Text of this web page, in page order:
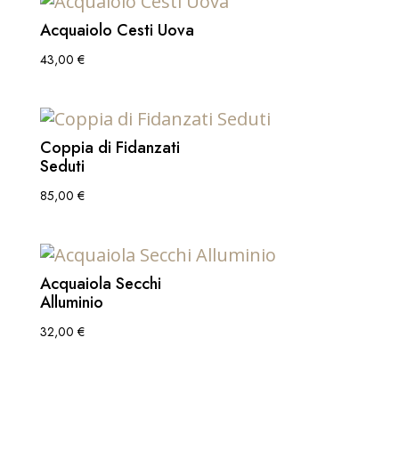
Acquaiolo Cesti Uova
43,00 €
Coppia di Fidanzati
Seduti
85,00 €
Acquaiola Secchi
Alluminio
32,00 €